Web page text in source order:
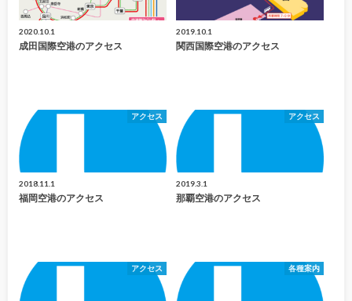
2020.10.1
成田国際空港のアクセス
2019.10.1
関西国際空港のアクセス
アクセス
2018.11.1
福岡空港のアクセス
アクセス
2019.3.1
那覇空港のアクセス
アクセス 各種案内